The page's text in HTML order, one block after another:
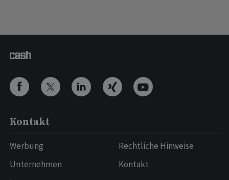
Kontakt
Werbung
Unternehmen
Rechtliche Hinweise
Kontakt